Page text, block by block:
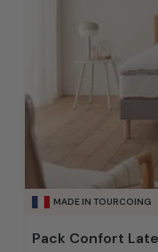
MADE IN TOURCOING
Pack Confort